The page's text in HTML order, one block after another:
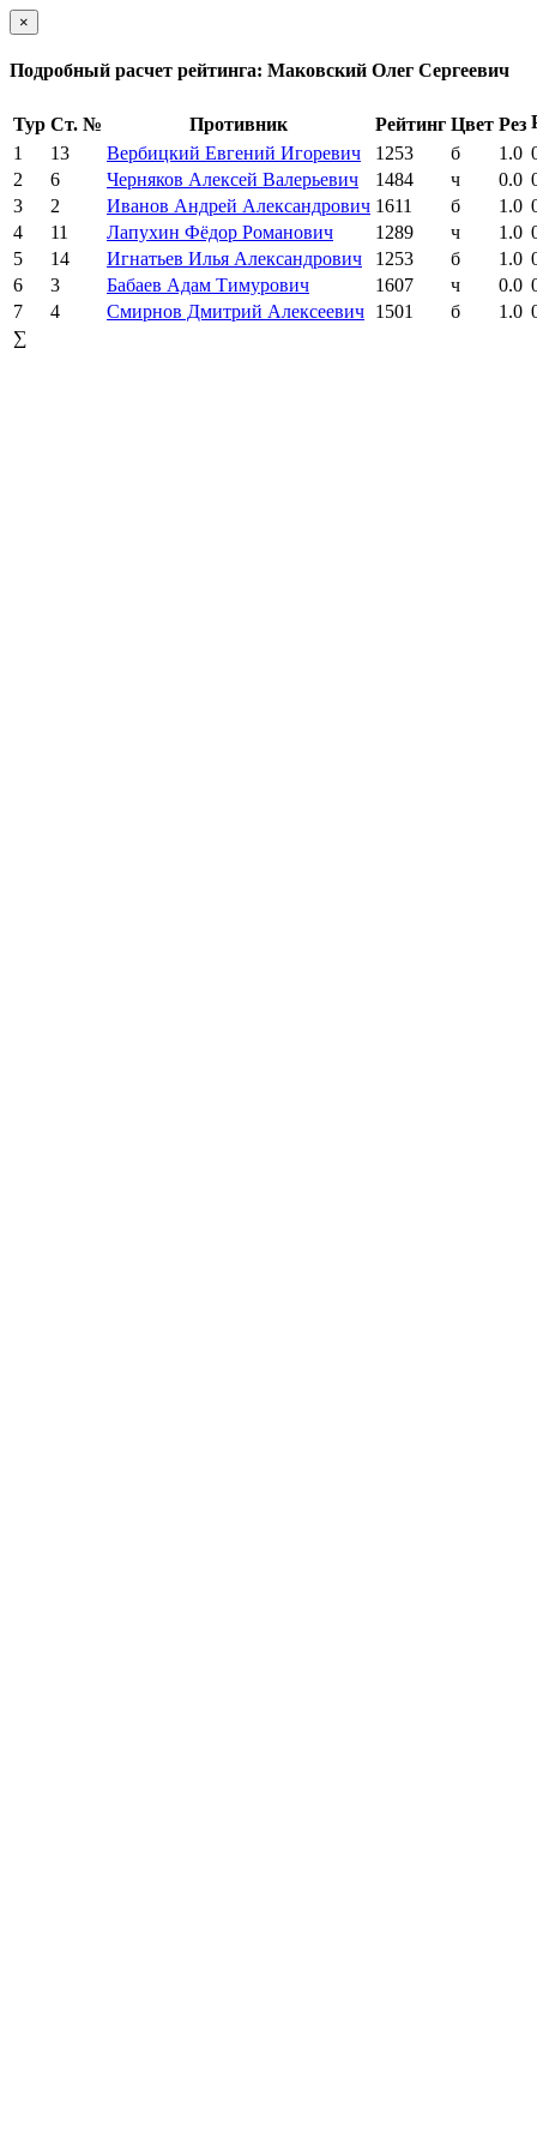
×
Подробный расчет рейтинга: Маковский Олег Сергеевич
Тур Ст. № Противник Рейтинг Цвет Рез
1
13 Вербицкий Евгений Игоревич 1253 б 1.0
2
6 Черняков Алексей Валерьевич 1484 ч 0.0
3
2 Иванов Андрей Александрович 1611 б 1.0
4
11 Лапухин Фёдор Романович 1289 ч 1.0
5
14 Игнатьев Илья Александрович 1253 б 1.0
6
3 Бабаев Адам Тимурович 1607 ч 0.0
7
4 Смирнов Дмитрий Алексеевич 1501 б 1.0
∑